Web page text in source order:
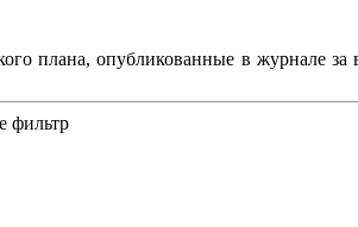
плана, опубликованные в журнале
фильтр